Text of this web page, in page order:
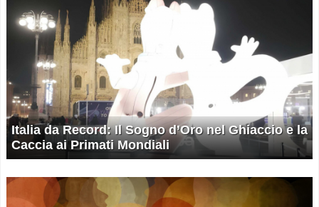
Italia da Record: Il Sogno d’Oro nel Ghiaccio e la
Caccia ai Primati Mondiali